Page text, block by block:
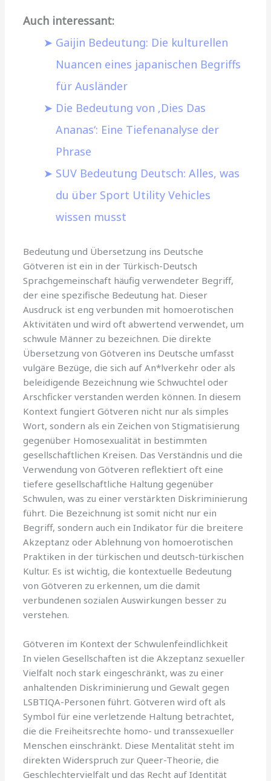
Auch interessant:
Gaijin Bedeutung: Die kulturellen
Nuancen eines japanischen Begriffs
für Ausländer
Die Bedeutung von ‚Dies Das
Ananas‘: Eine Tiefenanalyse der
Phrase
SUV Bedeutung Deutsch: Alles, was
du über Sport Utility Vehicles
wissen musst
Bedeutung und Übersetzung ins Deutsche
Götveren ist ein in der Türkisch-Deutsch
Sprachgemeinschaft häufig verwendeter Begriff,
der eine spezifische Bedeutung hat. Dieser
Ausdruck ist eng verbunden mit homoerotischen
Aktivitäten und wird oft abwertend verwendet, um
schwule Männer zu bezeichnen. Die direkte
Übersetzung von Götveren ins Deutsche umfasst
vulgäre Bezüge, die sich auf An*lverkehr oder als
beleidigende Bezeichnung wie Schwuchtel oder
Arschficker verstanden werden können. In diesem
Kontext fungiert Götveren nicht nur als simples
Wort, sondern als ein Zeichen von Stigmatisierung
gegenüber Homosexualität in bestimmten
gesellschaftlichen Kreisen. Das Verständnis und die
Verwendung von Götveren reflektiert oft eine
tiefere gesellschaftliche Haltung gegenüber
Schwulen, was zu einer verstärkten Diskriminierung
führt. Die Bezeichnung ist somit nicht nur ein
Begriff, sondern auch ein Indikator für die breitere
Akzeptanz oder Ablehnung von homoerotischen
Praktiken in der türkischen und deutsch-türkischen
Kultur. Es ist wichtig, die kontextuelle Bedeutung
von Götveren zu erkennen, um die damit
verbundenen sozialen Auswirkungen besser zu
verstehen.
Götveren im Kontext der Schwulenfeindlichkeit
In vielen Gesellschaften ist die Akzeptanz sexueller
Vielfalt noch stark eingeschränkt, was zu einer
anhaltenden Diskriminierung und Gewalt gegen
LSBTIQA-Personen führt. Götveren wird oft als
Symbol für eine verletzende Haltung betrachtet,
die die Freiheitsrechte homo- und transsexueller
Menschen einschränkt. Diese Mentalität steht im
direkten Widerspruch zur Queer-Theorie, die
Geschlechtervielfalt und das Recht auf Identität